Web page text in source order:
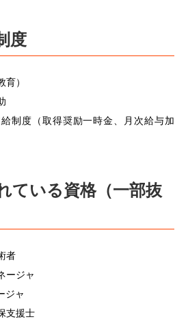
度
育）
制度（取得奨励一時金、月次給与加
ている資格（一部抜
者
ージャ
ジャ
支援士